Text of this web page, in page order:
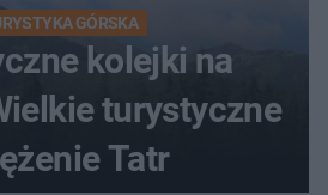
GÓRSKA
kolejki na
turystyczne
Tatr